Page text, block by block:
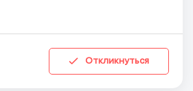
Откликнуться